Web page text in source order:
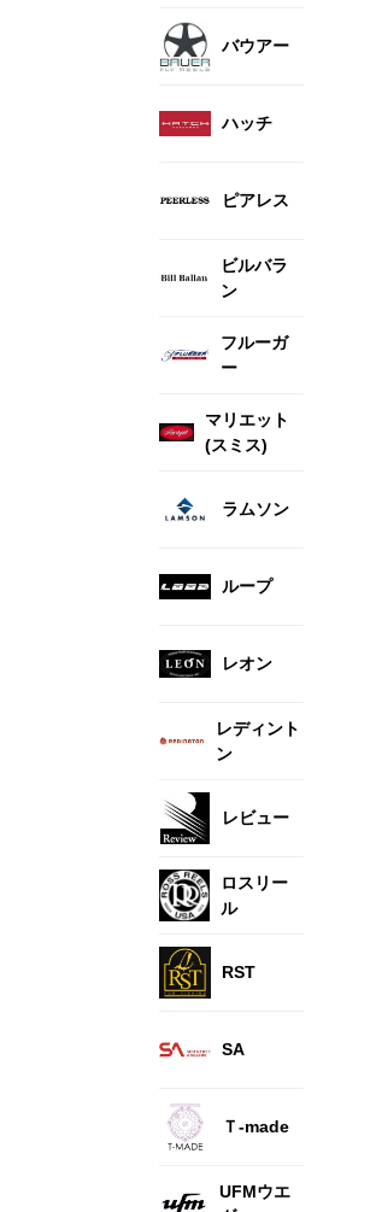
バウアー
ハッチ
ピアレス
ビルバラ
ン
フルーガ
ー
マリエット
(スミス)
ラムソン
ループ
レオン
レディント
ン
レビュー
ロスリー
ル
RST
SA
Ｔ-made
UFMウエ